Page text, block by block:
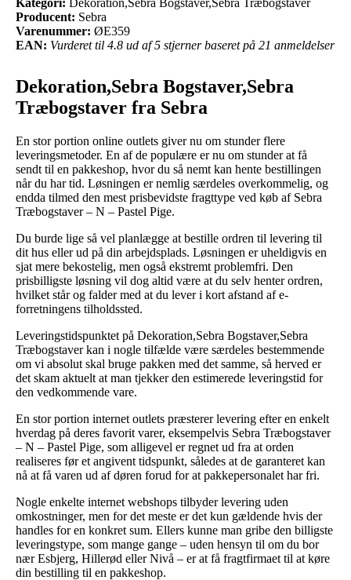
Producent: Sebra
Varenummer: ØE359
EAN: Vurderet til 4.8 ud af 5 stjerner baseret på 21 anmeldelser
Dekoration,Sebra Bogstaver,Sebra
Træbogstaver fra Sebra
En stor portion online outlets giver nu om stunder flere
leveringsmetoder. En af de populære er nu om stunder at få
sendt til en pakkeshop, hvor du så nemt kan hente bestillingen
når du har tid. Løsningen er nemlig særdeles overkommelig, og
endda tilmed den mest prisbevidste fragttype ved køb af Sebra
Træbogstaver – N – Pastel Pige.
Du burde lige så vel planlægge at bestille ordren til levering til
dit hus eller ud på din arbejdsplads. Løsningen er uheldigvis en
sjat mere bekostelig, men også ekstremt problemfri. Den
prisbilligste løsning vil dog altid være at du selv henter ordren,
hvilket står og falder med at du lever i kort afstand af e-
forretningens tilholdssted.
Leveringstidspunktet på Dekoration,Sebra Bogstaver,Sebra
Træbogstaver kan i nogle tilfælde være særdeles bestemmende
om vi absolut skal bruge pakken med det samme, så herved er
det skam aktuelt at man tjekker den estimerede leveringstid for
den vedkommende vare.
En stor portion internet outlets præsterer levering efter en enkelt
hverdag på deres favorit varer, eksempelvis Sebra Træbogstaver
– N – Pastel Pige, som alligevel er regnet ud fra at orden
realiseres før et angivent tidspunkt, således at de garanteret kan
nå at få varen ud af døren forud for at pakkepersonalet har fri.
Nogle enkelte internet webshops tilbyder levering uden
omkostninger, men for det meste er det kun gældende hvis der
handles for en konkret sum. Ellers kunne man gribe den billigste
leveringstype, som mange gange – uden hensyn til om du bor
nær Esbjerg, Hillerød eller Nivå – er at få fragtfirmaet til at køre
din bestilling til en pakkeshop.